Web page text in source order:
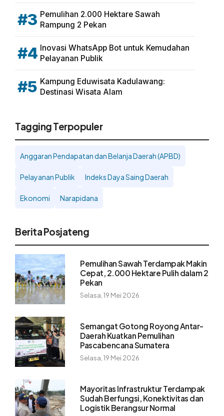
#3 Pemulihan 2.000 Hektare Sawah
Rampung 2 Pekan
#4 Inovasi WhatsApp Bot untuk Kemudahan
Pelayanan Publik
#5 Kampung Eduwisata Kadulawang:
Destinasi Wisata Alam
Tagging Terpopuler
Anggaran Pendapatan dan Belanja Daerah (APBD)
Pelayanan Publik Indeks Daya Saing Daerah
Ekonomi Narapidana
Berita Posjateng
Pemulihan Sawah Terdampak Makin
Cepat, 2.000 Hektare Pulih dalam 2
Pekan
Selasa, 19 Mei 2026
Semangat Gotong Royong Antar-
Daerah Kuatkan Pemulihan
Pascabencana Sumatera
Selasa, 19 Mei 2026
Mayoritas Infrastruktur Terdampak
Sudah Berfungsi, Konektivitas dan
Logistik Berangsur Normal